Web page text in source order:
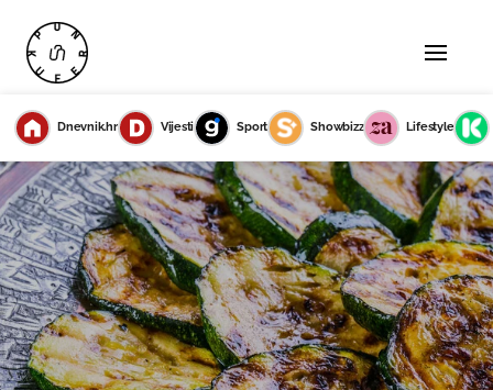
Dnevnik.hr Vijesti Sport Showbizz Lifestyle